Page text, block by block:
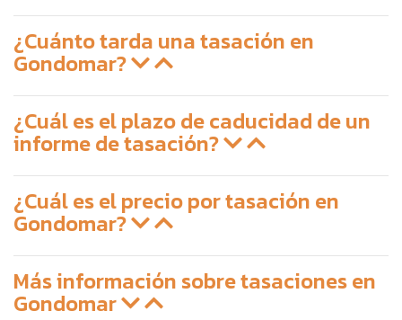
¿Cuánto tarda una tasación en
Gondomar?
¿Cuál es el plazo de caducidad de un
informe de tasación?
¿Cuál es el precio por tasación en
Gondomar?
Más información sobre tasaciones en
Gondomar